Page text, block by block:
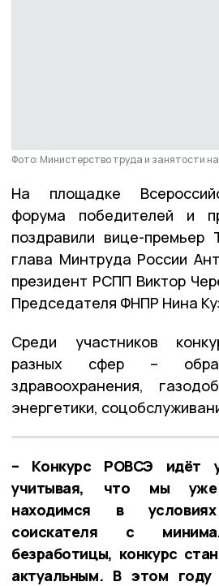
Фото: Министерство труда и занятости
На площадке
форума победителей и
поздравили вице-премьер
глава Минтруда России
президент РСПП Виктор
Председателя ФНПР Нина
Среди участников
разных сфер –
здравоохранения,
энергетики,
– Конкурс РОВСЭ идёт
учитывая, что мы
находимся в
соискателя с
безработицы, конкурс
актуальным. В этом